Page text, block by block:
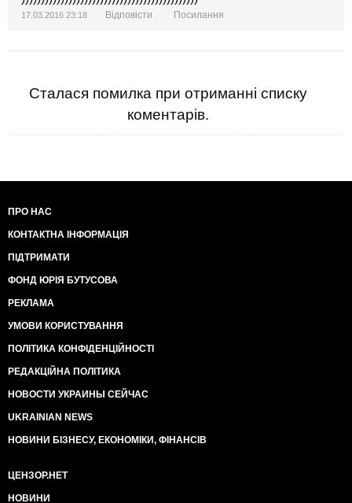
17.03.2016 23:18 Відповісти Посилання
Сталася помилка при отриманні списку
коментарів.
ПРО НАС
КОНТАКТНА ІНФОРМАЦІЯ
ПІДТРИМАТИ
ФОНД ЮРІЯ БУТУСОВА
РЕКЛАМА
УМОВИ КОРИСТУВАННЯ
ПОЛІТИКА КОНФІДЕНЦІЙНОСТІ
РЕДАКЦІЙНА ПОЛІТИКА
НОВОСТИ УКРАИНЫ СЕЙЧАС
UKRAINIAN NEWS
НОВИНИ БІЗНЕСУ, ЕКОНОМІКИ, ФІНАНСІВ
ЦЕНЗОР.НЕТ
НОВИНИ